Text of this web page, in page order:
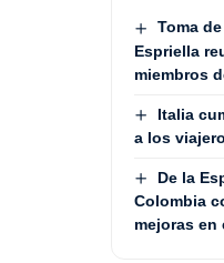
Toma
Espriella
miembros
Italia
a los
De la
Colombia
mejoras en